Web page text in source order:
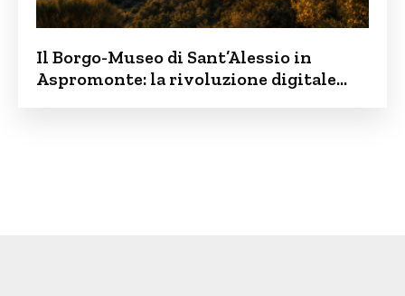
Il Borgo-Museo di Sant’Alessio in
Aspromonte: la rivoluzione digitale